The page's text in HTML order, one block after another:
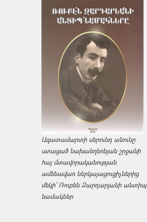
Ազատամարտի սերունդ անունը
ստացած նախաեղեռնյան շրջանի
հայ մտավորականության
ամենավառ ներկայացուցիչներից
մեկի՝ Ռուբեն Զարդարյանի անտիպ
նամակներ